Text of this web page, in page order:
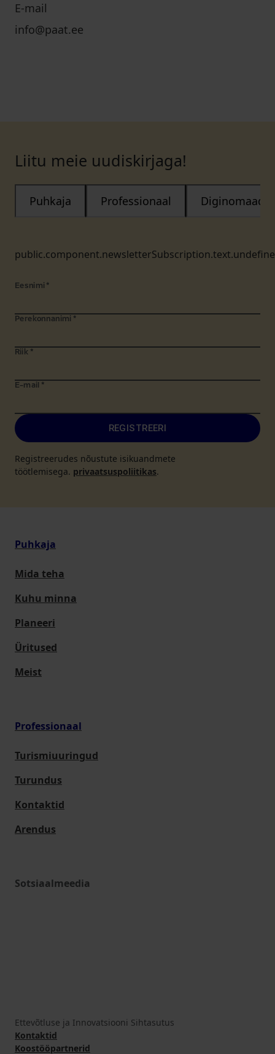
E-mail
info@paat.ee
Liitu meie uudiskirjaga!
Puhkaja Professionaal Diginomaad
Eesnimi *
Perekonnanimi *
Riik *
E-mail *
REGISTREERI
Registreerudes nõustute isikuandmete
töötlemisega. privaatsuspoliitikas.
Puhkaja
Mida teha
Kuhu minna
Planeeri
Üritused
Meist
Professionaal
Turismiuuringud
Turundus
Kontaktid
Arendus
Sotsiaalmeedia
Ettevõtluse ja Innovatsiooni Sihtasutus
Kontaktid
Koostööpartnerid